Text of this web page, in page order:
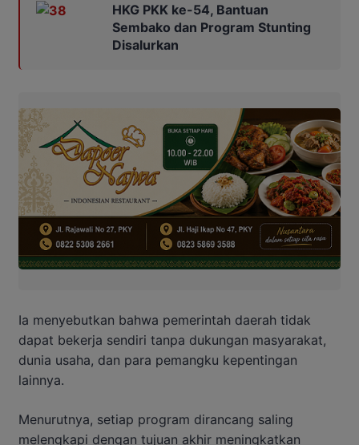
HKG PKK ke-54, Bantuan
Sembako dan Program Stunting
Disalurkan
Ia menyebutkan bahwa pemerintah daerah tidak
dapat bekerja sendiri tanpa dukungan masyarakat,
dunia usaha, dan para pemangku kepentingan
lainnya.
Menurutnya, setiap program dirancang saling
melengkapi dengan tujuan akhir meningkatkan